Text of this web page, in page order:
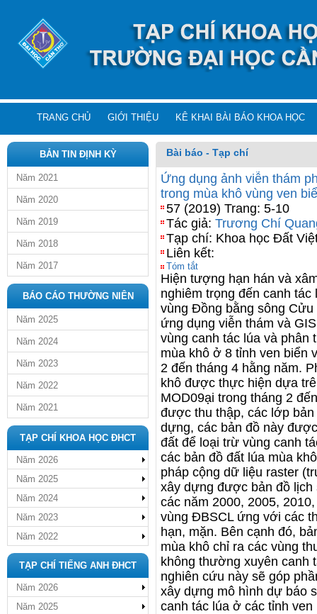
TRANG CHỦ GIỚI THIỆU KÊ KHAI BÀI BÁO KHOA HỌC
BẢN TIN ĐỊNH KỲ
Năm 2021
Năm 2020
Năm 2019
Năm 2018
Năm 2017
BÁO CÁO THƯỜNG NIÊN
Năm 2025
Năm 2024
Năm 2023
Năm 2022
Năm 2021
TẠP CHÍ KHOA HỌC ĐHCT
Năm 2026
Năm 2025
Năm 2024
Năm 2023
Năm 2022
TẠP CHÍ TIẾNG ANH ĐHCT
Năm 2026
Năm 2025
Bài báo - Tạp chí
Ứng dụng ảnh viễn thám
trong mùa khô vùng ven
57 (2019) Trang: 5-10
Tác giả: Trương Chí
Tạp chí: Khoa học Đất
Liên kết:
Tóm tắt
Hiện tượng hạn hán và
nghiêm trọng đến canh
vùng Đồng bằng sông
ứng dụng viễn thám và
vùng canh tác lúa và phân
mùa khô ở 8 tỉnh ven biển
2 đến tháng 4 hằng năm.
khô được thực hiện dựa
MOD09ại trong tháng 2
được thu thập, các lớp
dựng, các bản đồ này
đất để loại trừ vùng canh
các bản đồ đất lúa mùa
pháp cộng dữ liệu raster
xây dựng được bản đồ lịch
các năm 2000, 2005,
vùng ĐBSCL ứng với các
hạn, mặn. Bên cạnh đó,
mùa khô chỉ ra các vùng
không thường xuyên canh
nghiên cứu này sẽ góp
xây dựng mô hình dự báo
canh tác lúa ở các tỉnh